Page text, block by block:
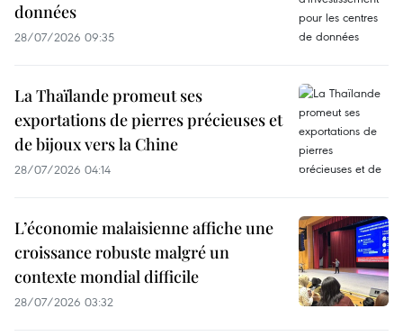
données
28/07/2026 09:35
La Thaïlande promeut ses
exportations de pierres précieuses et
de bijoux vers la Chine
28/07/2026 04:14
L’économie malaisienne affiche une
croissance robuste malgré un
contexte mondial difficile
28/07/2026 03:32